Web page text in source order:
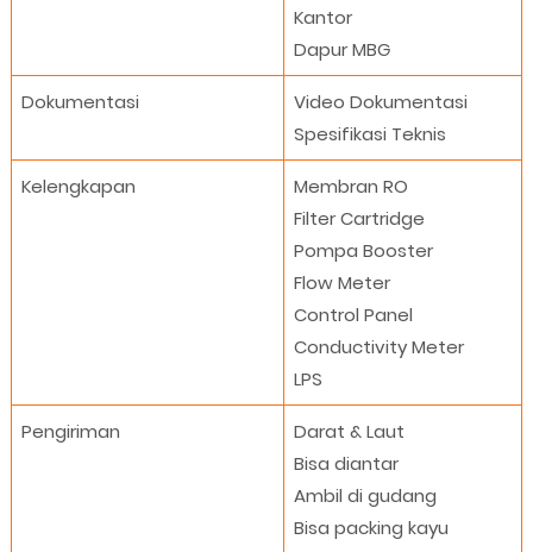
Kantor
Dapur MBG
Dokumentasi
Video Dokumentasi
Spesifikasi Teknis
Kelengkapan
Membran RO
Filter Cartridge
Pompa Booster
Flow Meter
Control Panel
Conductivity Meter
LPS
Pengiriman
Darat & Laut
Bisa diantar
Ambil di gudang
Bisa packing kayu